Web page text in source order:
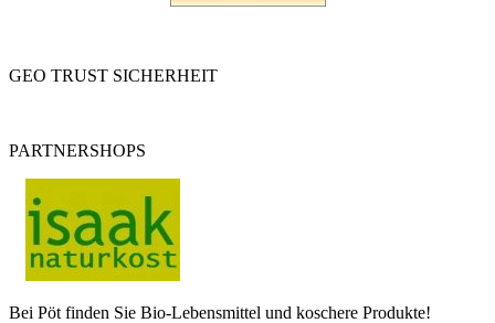
GEO TRUST SICHERHEIT
PARTNERSHOPS
Bei Pöt finden Sie Bio-Lebensmittel und koschere Produkte!